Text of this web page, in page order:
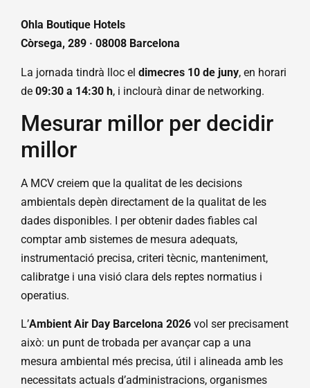
Ohla Boutique Hotels
Còrsega, 289 · 08008 Barcelona
La jornada tindrà lloc el dimecres 10 de juny, en horari
de 09:30 a 14:30 h, i inclourà dinar de networking.
Mesurar millor per decidir
millor
A MCV creiem que la qualitat de les decisions
ambientals depèn directament de la qualitat de les
dades disponibles. I per obtenir dades fiables cal
comptar amb sistemes de mesura adequats,
instrumentació precisa, criteri tècnic, manteniment,
calibratge i una visió clara dels reptes normatius i
operatius.
L’Ambient Air Day Barcelona 2026 vol ser precisament
això: un punt de trobada per avançar cap a una
mesura ambiental més precisa, útil i alineada amb les
necessitats actuals d’administracions, organismes